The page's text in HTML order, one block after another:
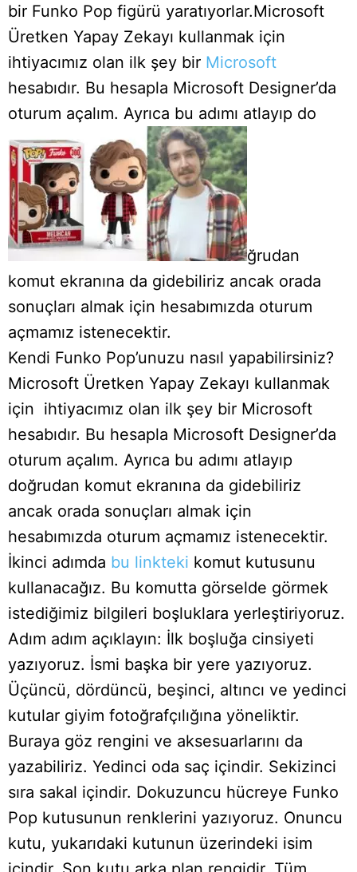
bir Funko Pop figürü yaratıyorlar.Microsoft
Üretken Yapay Zekayı kullanmak için
ihtiyacımız olan ilk şey bir Microsoft
hesabıdır. Bu hesapla Microsoft Designer’da
oturum açalım. Ayrıca bu adımı atlayıp do
ğrudan
komut ekranına da gidebiliriz ancak orada
sonuçları almak için hesabımızda oturum
açmamız istenecektir.
Kendi Funko Pop’unuzu nasıl yapabilirsiniz?
Microsoft Üretken Yapay Zekayı kullanmak
için ihtiyacımız olan ilk şey bir Microsoft
hesabıdır. Bu hesapla Microsoft Designer’da
oturum açalım. Ayrıca bu adımı atlayıp
doğrudan komut ekranına da gidebiliriz
ancak orada sonuçları almak için
hesabımızda oturum açmamız istenecektir.
İkinci adımda bu linkteki komut kutusunu
kullanacağız. Bu komutta görselde görmek
istediğimiz bilgileri boşluklara yerleştiriyoruz.
Adım adım açıklayın: İlk boşluğa cinsiyeti
yazıyoruz. İsmi başka bir yere yazıyoruz.
Üçüncü, dördüncü, beşinci, altıncı ve yedinci
kutular giyim fotoğrafçılığına yöneliktir.
Buraya göz rengini ve aksesuarlarını da
yazabiliriz. Yedinci oda saç içindir. Sekizinci
sıra sakal içindir. Dokuzuncu hücreye Funko
Pop kutusunun renklerini yazıyoruz. Onuncu
kutu, yukarıdaki kutunun üzerindeki isim